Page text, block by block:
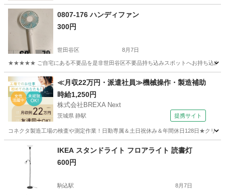
0807-176 ハンディファン
300円
世田谷区 8月7日
★★★★★ ご自宅にある不要品を是非世田谷区不要品持ち込みスポットへお持ち込みし
東京 世田谷区 季節、空調家電
≪月収22万円・派遣社員≫機械操作・製造補助
時給1,250円
株式会社BREXA Next
茨城県 静駅 提携サイト
コネクタ製造工場の検査や測定作業！日勤専属＆土日祝休み＆年間休日128日★クリ
その他
IKEA スタンドライト フロアライト 読書灯
600円
駒込駅 8月7日